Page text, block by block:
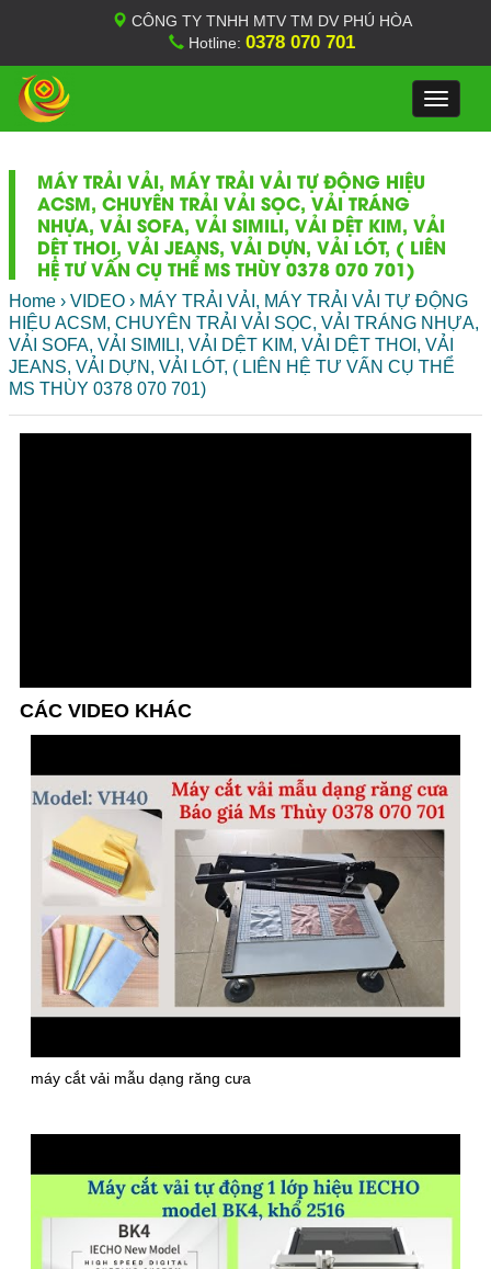
CÔNG TY TNHH MTV TM DV PHÚ HÒA
Hotline: 0378 070 701
Toggle
MÁY TRẢI VẢI, MÁY TRẢI VẢI TỰ ĐỘNG HIỆU
ACSM, CHUYÊN TRẢI VẢI SỌC, VẢI TRÁNG
NHỰA, VẢI SOFA, VẢI SIMILI, VẢI DỆT KIM, VẢI
DỆT THOI, VẢI JEANS, VẢI DỰN, VẢI LÓT, ( LIÊN
HỆ TƯ VẤN CỤ THỂ MS THÙY 0378 070 701)
Home › VIDEO › MÁY TRẢI VẢI, MÁY TRẢI VẢI TỰ ĐỘNG
HIỆU ACSM, CHUYÊN TRẢI VẢI SỌC, VẢI TRÁNG NHỰA,
VẢI SOFA, VẢI SIMILI, VẢI DỆT KIM, VẢI DỆT THOI, VẢI
JEANS, VẢI DỰN, VẢI LÓT, ( LIÊN HỆ TƯ VẤN CỤ THỂ
MS THÙY 0378 070 701)
CÁC VIDEO KHÁC
máy cắt vải mẫu dạng răng cưa